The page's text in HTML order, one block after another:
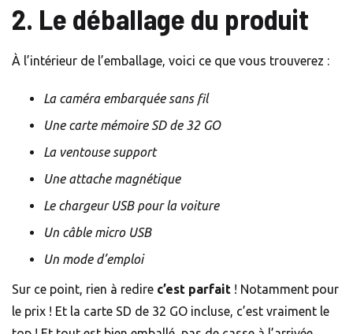
2. Le déballage du produit
À l’intérieur de l’emballage, voici ce que vous trouverez :
La caméra embarquée sans fil
Une carte mémoire SD de 32 GO
La ventouse support
Une attache magnétique
Le chargeur USB pour la voiture
Un câble micro USB
Un mode d’emploi
Sur ce point, rien à redire c’est parfait ! Notamment pour
le prix ! Et la carte SD de 32 GO incluse, c’est vraiment le